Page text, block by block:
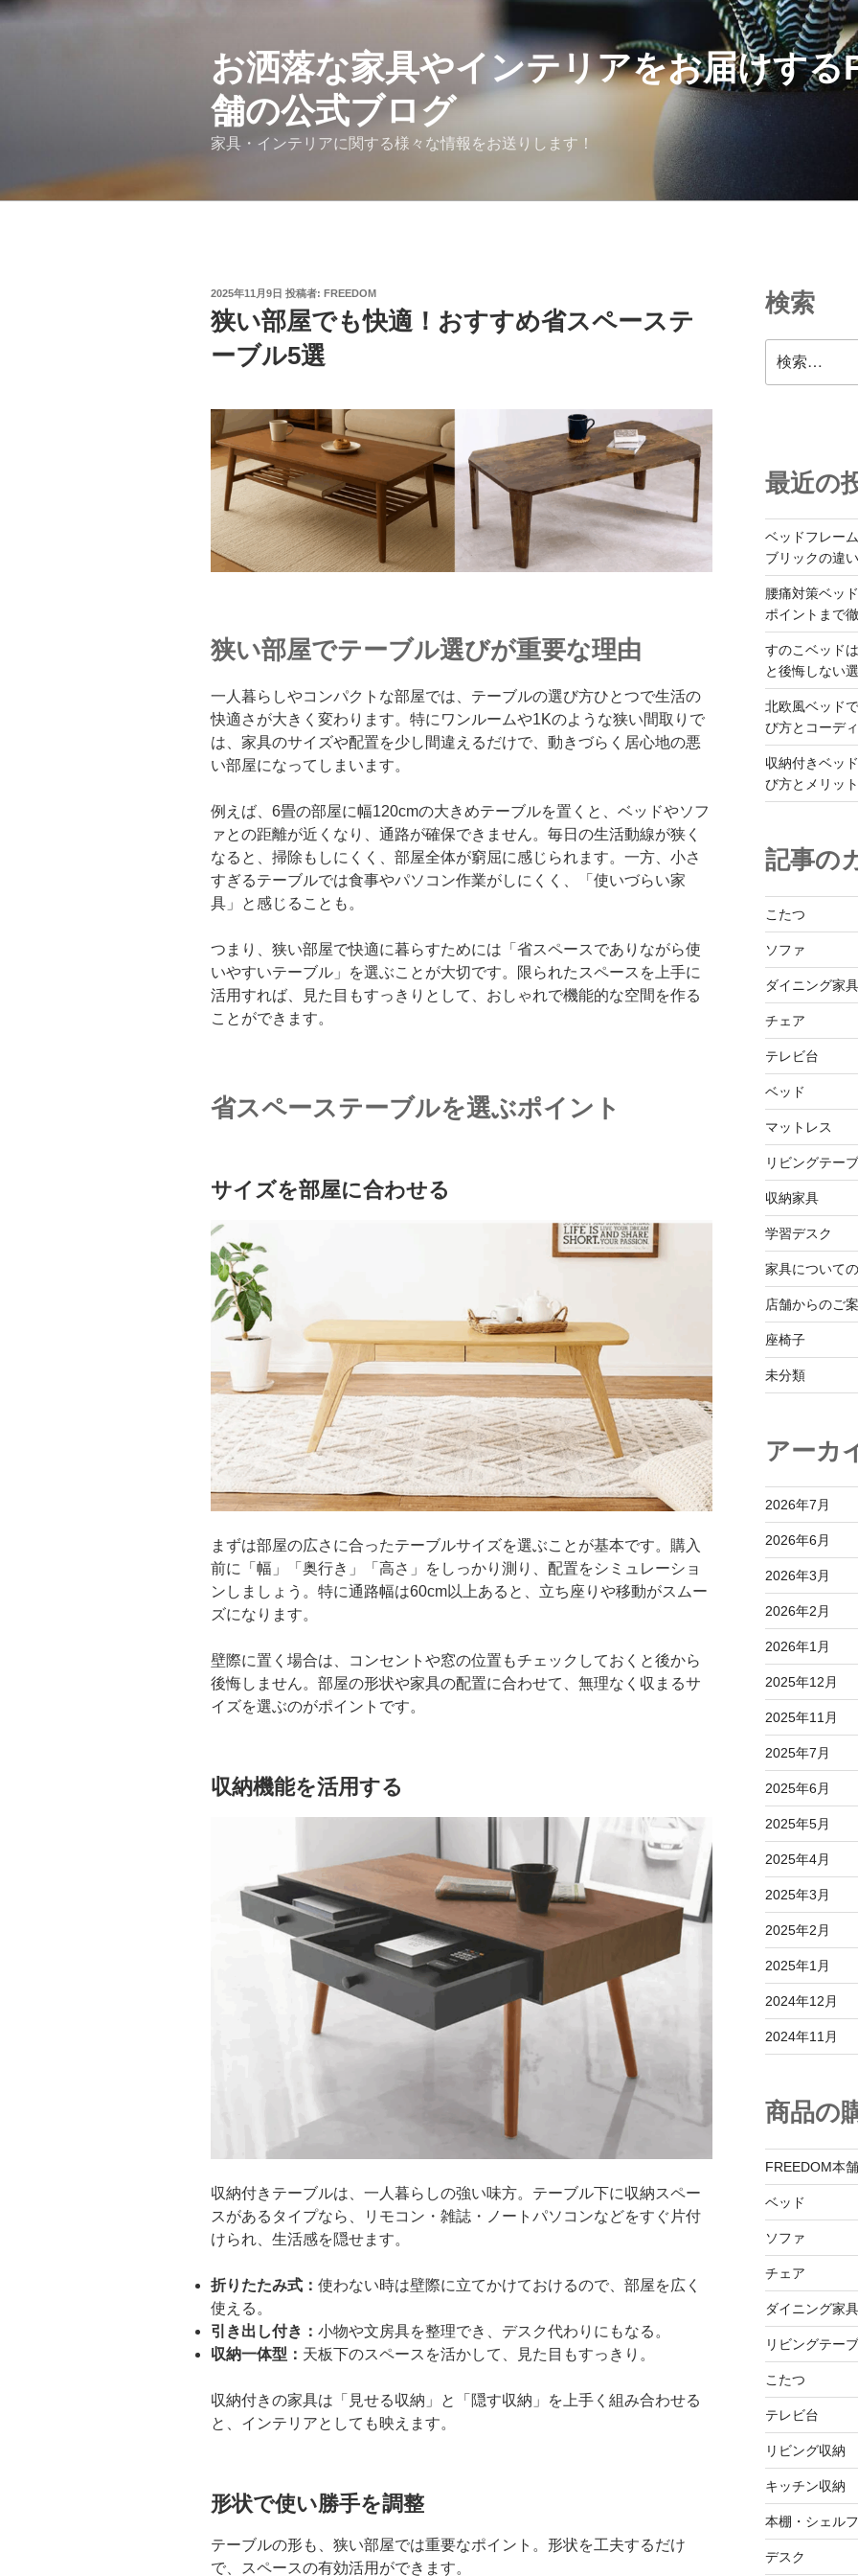
コ
お洒落な家具やインテリアをお届けする
舗の公式ブログ
家具・インテリアに関する様々な情報をお送りします！
投
稿
日:
2025年11月9日 投稿者: FREEDOM
狭い部屋でも快適！おすすめ省スペーステ
ーブル5選
狭い部屋でテーブル選びが重要な理由
一人暮らしやコンパクトな部屋では、テーブルの選び方ひとつで生活の
快適さが大きく変わります。特にワンルームや1Kのような狭い間取りで
は、家具のサイズや配置を少し間違えるだけで、動きづらく居心地の悪
い部屋になってしまいます。
例えば、6畳の部屋に幅120cmの大きめテーブルを置くと、ベッドやソフ
ァとの距離が近くなり、通路が確保できません。毎日の生活動線が狭く
なると、掃除もしにくく、部屋全体が窮屈に感じられます。一方、小さ
すぎるテーブルでは食事やパソコン作業がしにくく、「使いづらい家
具」と感じることも。
つまり、狭い部屋で快適に暮らすためには「省スペースでありながら使
いやすいテーブル」を選ぶことが大切です。限られたスペースを上手に
活用すれば、見た目もすっきりとして、おしゃれで機能的な空間を作る
ことができます。
省スペーステーブルを選ぶポイント
サイズを部屋に合わせる
まずは部屋の広さに合ったテーブルサイズを選ぶことが基本です。購入
前に「幅」「奥行き」「高さ」をしっかり測り、配置をシミュレーショ
ンしましょう。特に通路幅は60cm以上あると、立ち座りや移動がスムー
ズになります。
壁際に置く場合は、コンセントや窓の位置もチェックしておくと後から
後悔しません。部屋の形状や家具の配置に合わせて、無理なく収まるサ
イズを選ぶのがポイントです。
収納機能を活用する
収納付きテーブルは、一人暮らしの強い味方。テーブル下に収納スペー
スがあるタイプなら、リモコン・雑誌・ノートパソコンなどをすぐ片付
けられ、生活感を隠せます。
折りたたみ式： 使わない時は壁際に立てかけておけるので、部屋を広く
使える。
引き出し付き： 小物や文房具を整理でき、デスク代わりにもなる。
収納一体型： 天板下のスペースを活かして、見た目もすっきり。
収納付きの家具は「見せる収納」と「隠す収納」を上手く組み合わせる
と、インテリアとしても映えます。
形状で使い勝手を調整
テーブルの形も、狭い部屋では重要なポイント。形状を工夫するだけ
で、スペースの有効活用ができます。
検索
索:
最近の
ベッドフレー
ブリックの違
腰痛対策ベッ
ポイントまで
すのこベッド
と後悔しない
北欧風ベッド
び方とコーデ
収納付きベッ
び方とメリッ
記事の
こたつ
ソファ
ダイニング家具
チェア
テレビ台
ベッド
マットレス
リビングテー
収納家具
学習デスク
家具について
店舗からのご
座椅子
未分類
アーカ
2026年7月
2026年6月
2026年3月
2026年2月
2026年1月
2025年12月
2025年11月
2025年7月
2025年6月
2025年5月
2025年4月
2025年3月
2025年2月
2025年1月
2024年12月
2024年11月
商品の
FREEDOM本
ベッド
ソファ
チェア
ダイニング家具
リビングテー
こたつ
テレビ台
リビング収納
キッチン収納
本棚・シェルフ
デスク